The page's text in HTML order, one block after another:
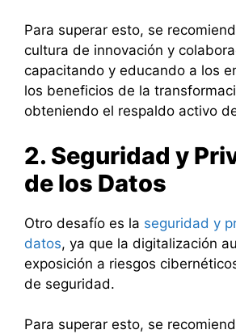
Para superar esto, se
cultura de innovación y
capacitando y educando a los
los beneficios de la
obteniendo el respaldo activo
2. Seguridad y
de los Datos
Otro desafío es la seguridad y
datos, ya que la digitalización
exposición a riesgos
de seguridad.
Para superar esto, se